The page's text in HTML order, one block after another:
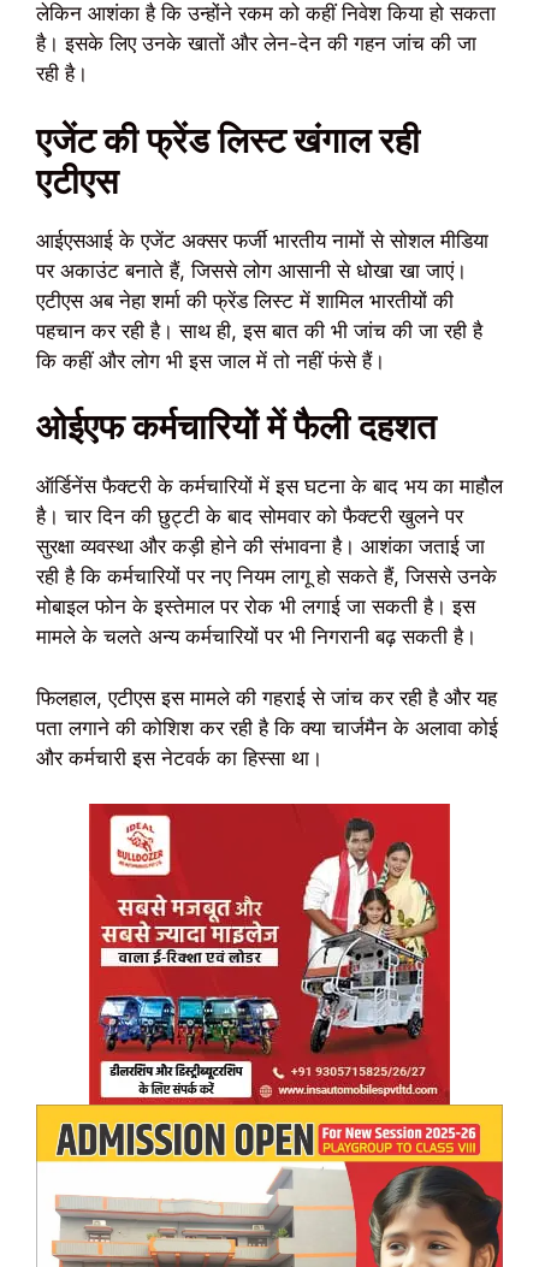
लेकिन आशंका है कि उन्होंने रकम को कहीं निवेश किया हो सकता
है। इसके लिए उनके खातों और लेन-देन की गहन जांच की जा
रही है।
एजेंट की फ्रेंड लिस्ट खंगाल रही
एटीएस
आईएसआई के एजेंट अक्सर फर्जी भारतीय नामों से सोशल मीडिया
पर अकाउंट बनाते हैं, जिससे लोग आसानी से धोखा खा जाएं।
एटीएस अब नेहा शर्मा की फ्रेंड लिस्ट में शामिल भारतीयों की
पहचान कर रही है। साथ ही, इस बात की भी जांच की जा रही है
कि कहीं और लोग भी इस जाल में तो नहीं फंसे हैं।
ओईएफ कर्मचारियों में फैली दहशत
ऑर्डिनेंस फैक्टरी के कर्मचारियों में इस घटना के बाद भय का माहौल
है। चार दिन की छुट्टी के बाद सोमवार को फैक्टरी खुलने पर
सुरक्षा व्यवस्था और कड़ी होने की संभावना है। आशंका जताई जा
रही है कि कर्मचारियों पर नए नियम लागू हो सकते हैं, जिससे उनके
मोबाइल फोन के इस्तेमाल पर रोक भी लगाई जा सकती है। इस
मामले के चलते अन्य कर्मचारियों पर भी निगरानी बढ़ सकती है।
फिलहाल, एटीएस इस मामले की गहराई से जांच कर रही है और यह
पता लगाने की कोशिश कर रही है कि क्या चार्जमैन के अलावा कोई
और कर्मचारी इस नेटवर्क का हिस्सा था।